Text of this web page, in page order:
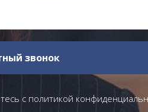
звонок
с политикой